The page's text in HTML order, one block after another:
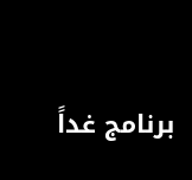
برنامج غداً